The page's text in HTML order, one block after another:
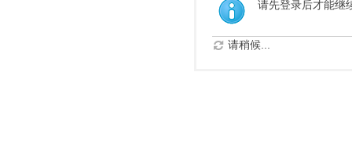
请先登录后才能继
请稍候...